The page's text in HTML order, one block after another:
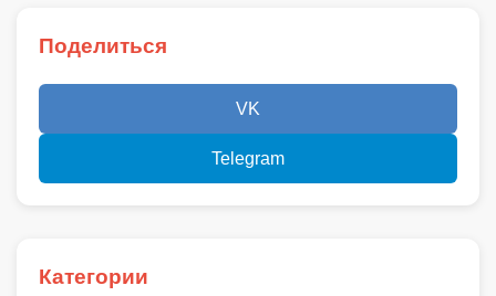
Поделиться
VK
Telegram
Категории